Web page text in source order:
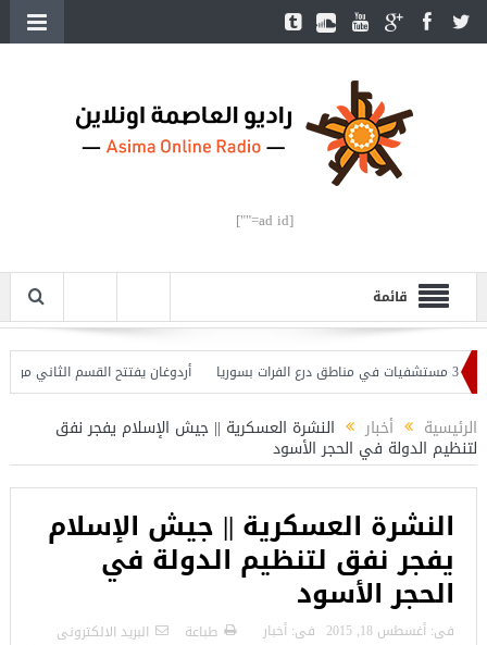
[ad id=""]
قائمة
أردوغان يفتتح القسم الثاني من خط
الرئيسية أخبار النشرة العسكرية || جيش الإسلام يفجر نفق
لتنظيم الدولة في الحجر الأسود
النشرة العسكرية || جيش الإسلام
يفجر نفق لتنظيم الدولة في
الحجر الأسود
فى: أغسطس 18, 2015 فى: أخبار طباعة البريد الالكترونى